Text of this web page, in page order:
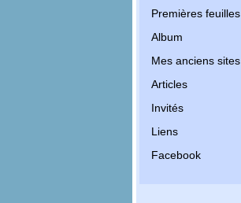
Premières feuilles
Album
Mes anciens sites
Articles
Invités
Liens
Facebook